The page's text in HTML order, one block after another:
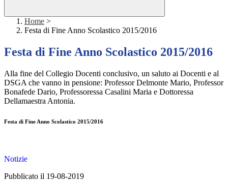
Home >
Festa di Fine Anno Scolastico 2015/2016
Festa di Fine Anno Scolastico 2015/2016
Alla fine del Collegio Docenti conclusivo, un saluto ai Docenti e al
DSGA che vanno in pensione: Professor Delmonte Mario, Professor
Bonafede Dario, Professoressa Casalini Maria e Dottoressa
Dellamaestra Antonia.
Festa di Fine Anno Scolastico 2015/2016
Notizie
Pubblicato il 19-08-2019